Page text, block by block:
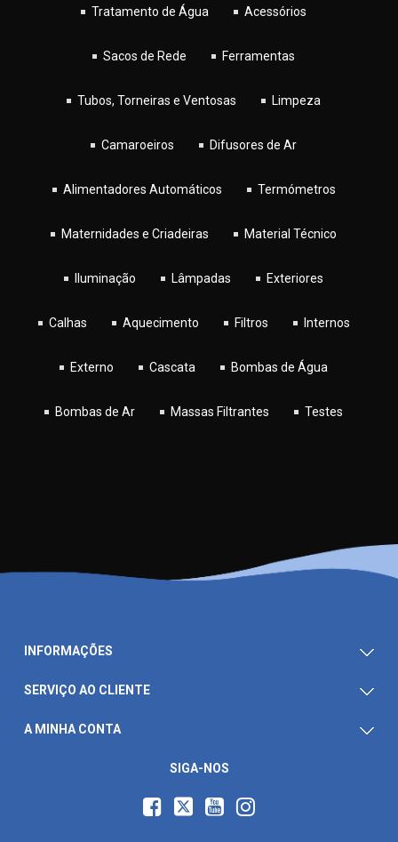
Tratamento de Água Acessórios
Sacos de Rede Ferramentas
Tubos, Torneiras e Ventosas Limpeza
Camaroeiros Difusores de Ar
Alimentadores Automáticos Termómetros
Maternidades e Criadeiras Material Técnico
Iluminação Lâmpadas Exteriores
Calhas Aquecimento Filtros Internos
Externo Cascata Bombas de Água
Bombas de Ar Massas Filtrantes Testes
INFORMAÇÕES
SERVIÇO AO CLIENTE
A MINHA CONTA
SIGA-NOS